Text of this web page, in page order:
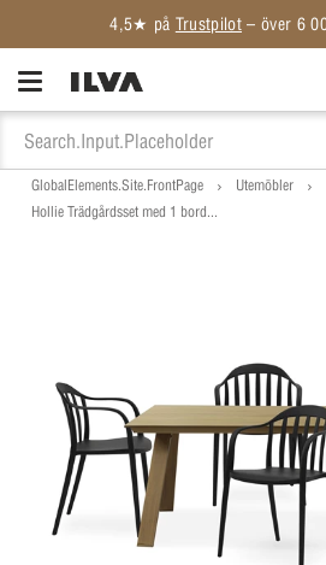
GlobalElements.Site.FrontPage Utemöbler
Hollie Trädgårdsset med 1 bord...